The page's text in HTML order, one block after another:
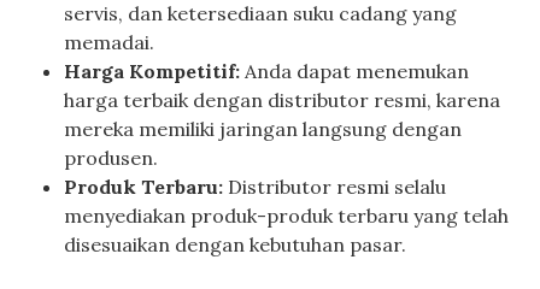
servis, dan ketersediaan suku cadang yang
memadai.
Harga Kompetitif: Anda dapat menemukan
harga terbaik dengan distributor resmi, karena
mereka memiliki jaringan langsung dengan
produsen.
Produk Terbaru: Distributor resmi selalu
menyediakan produk-produk terbaru yang telah
disesuaikan dengan kebutuhan pasar.